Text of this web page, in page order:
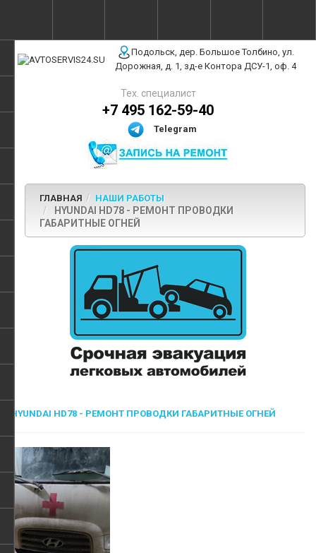
Подольск, дер. Большое Толбино, ул.
Дорожная, д. 1, зд-е Контора ДСУ-1, оф. 4
Тех. специалист
+7 495 162-59-40
Telegram
ГЛАВНАЯ НАШИ РАБОТЫ
HYUNDAI HD78 - РЕМОНТ ПРОВОДКИ
ГАБАРИТНЫЕ ОГНЕЙ
HYUNDAI HD78 - РЕМОНТ ПРОВОДКИ ГАБАРИТНЫЕ ОГНЕЙ